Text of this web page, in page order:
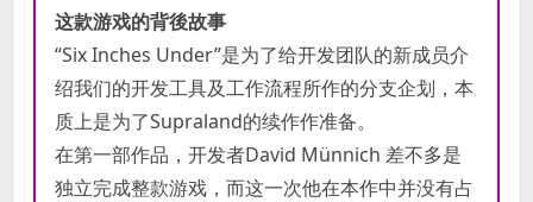
这款游戏的背後故事
“Six Inches Under”是为了给开发团队的新成员介
绍我们的开发工具及工作流程所作的分支企划，本
质上是为了Supraland的续作作准备。
在第一部作品，开发者David Münnich 差不多是
独立完成整款游戏，而这一次他在本作中并没有占